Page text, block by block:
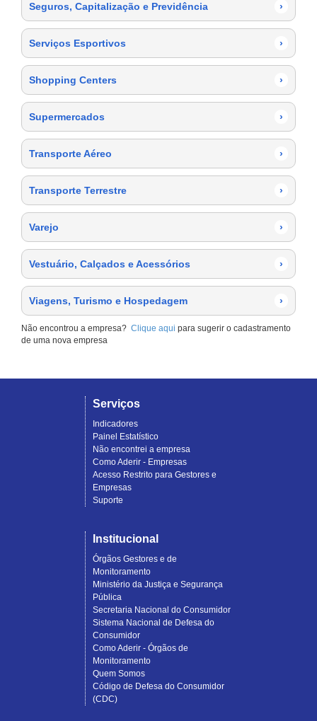
Seguros, Capitalização e Previdência ›
Serviços Esportivos ›
Shopping Centers ›
Supermercados ›
Transporte Aéreo ›
Transporte Terrestre ›
Varejo ›
Vestuário, Calçados e Acessórios ›
Viagens, Turismo e Hospedagem ›
Não encontrou a empresa? Clique aqui para sugerir o cadastramento
de uma nova empresa
Serviços
Indicadores
Painel Estatístico
Não encontrei a empresa
Como Aderir - Empresas
Acesso Restrito para Gestores e
Empresas
Suporte
Institucional
Órgãos Gestores e de
Monitoramento
Ministério da Justiça e Segurança
Pública
Secretaria Nacional do Consumidor
Sistema Nacional de Defesa do
Consumidor
Como Aderir - Órgãos de
Monitoramento
Quem Somos
Código de Defesa do Consumidor
(CDC)